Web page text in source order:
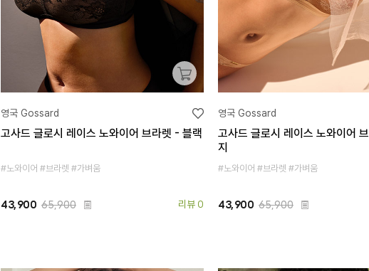
영국 Gossard
고사드 글로시 레이스 노와이어 브라렛 - 블랙
#노와이어 #브라렛 #가벼움
43,900 65,900 리뷰 0
영국 Gossard
고사드 글로시 레이스 노와이어
지
#노와이어 #브라렛 #가벼움
43,900 65,900